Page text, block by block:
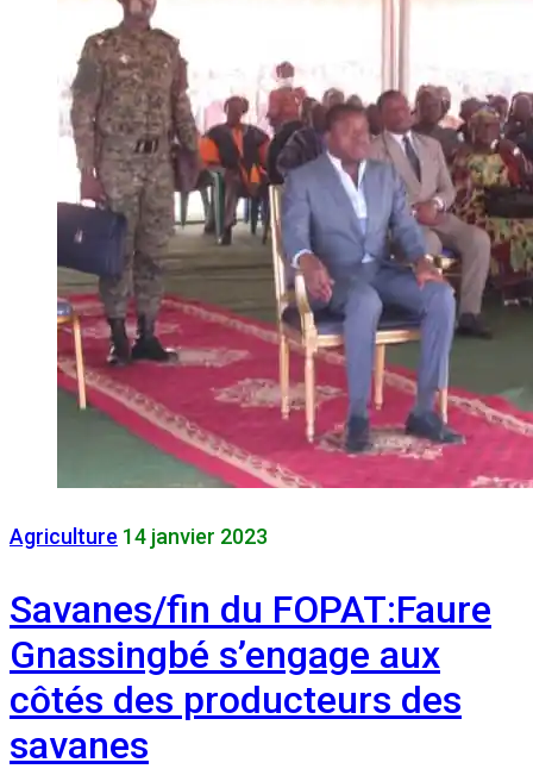
Agriculture 14 janvier 2023
Savanes/fin du FOPAT:Faure
Gnassingbé s’engage aux
côtés des producteurs des
savanes